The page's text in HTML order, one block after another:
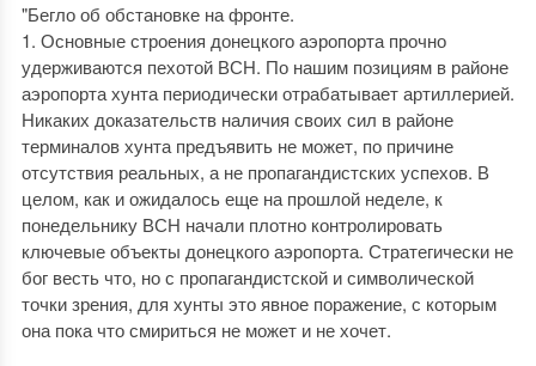
"Бегло об обстановке на фронте.
1. Основные строения донецкого аэропорта прочно
удерживаются пехотой ВСН. По нашим позициям в районе
аэропорта хунта периодически отрабатывает артиллерией.
Никаких доказательств наличия своих сил в районе
терминалов хунта предъявить не может, по причине
отсутствия реальных, а не пропагандистских успехов. В
целом, как и ожидалось еще на прошлой неделе, к
понедельнику ВСН начали плотно контролировать
ключевые объекты донецкого аэропорта. Стратегически не
бог весть что, но с пропагандистской и символической
точки зрения, для хунты это явное поражение, с которым
она пока что смириться не может и не хочет.